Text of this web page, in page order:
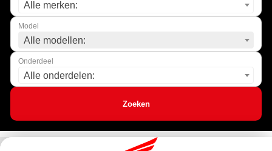
Alle merken:
Model
Alle modellen:
Onderdeel
Alle onderdelen:
Zoeken